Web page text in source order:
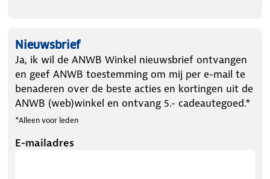
Nieuwsbrief
Ja, ik wil de ANWB Winkel nieuwsbrief ontvangen
en geef ANWB toestemming om mij per e-mail te
benaderen over de beste acties en kortingen uit de
ANWB (web)winkel en ontvang 5.- cadeautegoed.*
*Alleen voor leden
E-mailadres